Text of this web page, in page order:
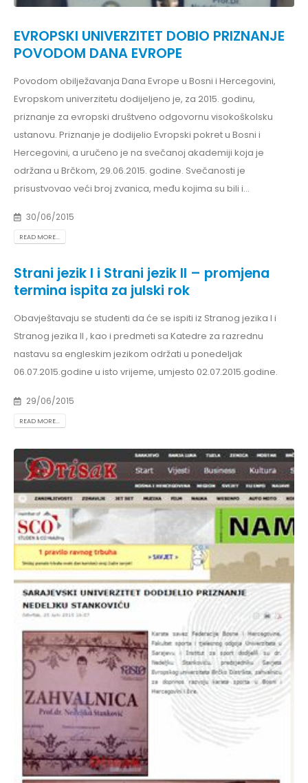
EVROPSKI UNIVERZITET DOBIO PRIZNANJE
POVODOM DANA EVROPE
Povodom obilježavanja Dana Evrope u Bosni i Hercegovini,
Evropskom univerzitetu dodijeljeno je, za 2015. godinu,
priznanje za evropski društveno odgovornu visokoškolsku
ustanovu. Priznanje je dodijelio Evropski pokret u Bosni i
Hercegovini, a uručeno je na svečanoj akademiji koja je
održana u Brčkom, 29.06.2015. godine. Svečanosti je
prisustvovao veći broj zvanica, među kojima su bili i...
30/06/2015
READ MORE...
Strani jezik I i Strani jezik II – promjena
termina ispita za julski rok
Obavještavaju se studenti da će se ispiti iz Stranog jezika I i
Stranog jezika II , kao i predmeti sa Katedre za razrednu
nastavu sa engleskim jezikom održati u ponedeljak
06.07.2015.godine u isto vrijeme, umjesto 02.07.2015.godine.
29/06/2015
READ MORE...